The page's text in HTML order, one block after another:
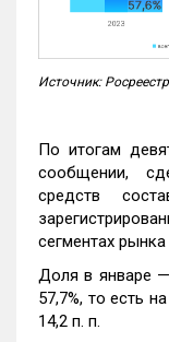
Источник: Росреестр
По итогам
сообщении,
средств
сегментах
Доля в январе —
57,7%, то есть
14,2 п. п.